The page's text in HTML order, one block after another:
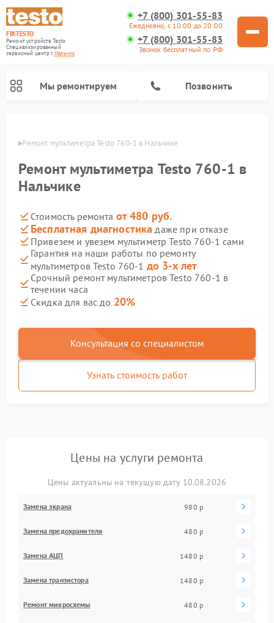
FIX-TESTO
Ремонт устройств Testo
Специализированный
cервисный центр г.Нальчик
+7 (800) 301-55-83
Ежедневно, с 10:00 до 20:00
+7 (800) 301-55-83
Звонок бесплатный по РФ
Мы ремонтируем Позвонить
Ремонт мультиметра Testo 760-1 в Нальчике
Ремонт мультиметра Testo 760-1 в
Нальчике
Стоимость ремонта от 480 руб.
Бесплатная диагностика даже при отказе
Привезем и увезем мультиметр Testo 760-1 сами
Гарантия на наши работы по ремонту
мультиметров Testo 760-1 до 3-х лет
Срочный ремонт мультиметров Testo 760-1 в
течении часа
Скидка для вас до 20%
Консультация со специалистом
Узнать стоимость работ
Цены на услуги ремонта
Цены актуальны на текущую дату 10.08.2026
Замена экрана 980 р
Замена предохранителя 480 р
Замена АЦП 1480 р
Замена транзистора 1480 р
Ремонт микросхемы 480 р